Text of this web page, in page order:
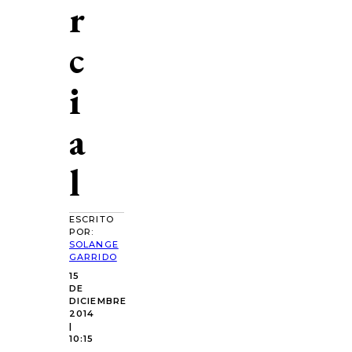
r
c
i
a
l
ESCRITO
POR:
SOLANGE
GARRIDO
15
DE
DICIEMBRE
2014
|
10:15